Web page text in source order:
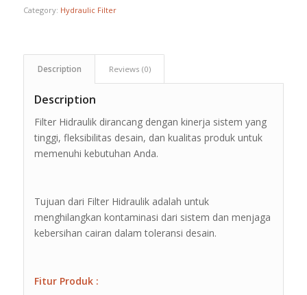
Category: Hydraulic Filter
Description Reviews (0)
Description
Filter Hidraulik dirancang dengan kinerja sistem yang
tinggi, fleksibilitas desain, dan kualitas produk untuk
memenuhi kebutuhan Anda.
Tujuan dari Filter Hidraulik adalah untuk
menghilangkan kontaminasi dari sistem dan menjaga
kebersihan cairan dalam toleransi desain.
Fitur Produk :